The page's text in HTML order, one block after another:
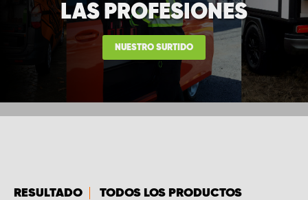
LAS PROFESIONES
NUESTRO SURTIDO
RESULTADO TODOS LOS PRODUCTOS